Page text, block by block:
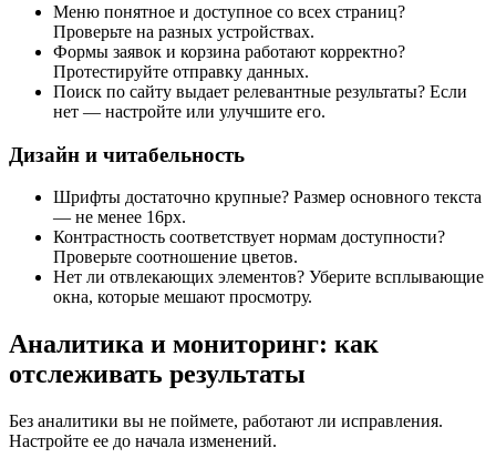
Меню понятное и доступное со всех страниц?
Проверьте на разных устройствах.
Формы заявок и корзина работают корректно?
Протестируйте отправку данных.
Поиск по сайту выдает релевантные результаты? Если
нет — настройте или улучшите его.
Дизайн и читабельность
Шрифты достаточно крупные? Размер основного текста
— не менее 16px.
Контрастность соответствует нормам доступности?
Проверьте соотношение цветов.
Нет ли отвлекающих элементов? Уберите всплывающие
окна, которые мешают просмотру.
Аналитика и мониторинг: как
отслеживать результаты
Без аналитики вы не поймете, работают ли исправления.
Настройте ее до начала изменений.